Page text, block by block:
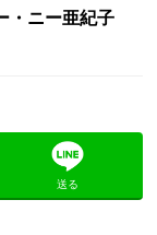
・ニー亜紀子
送る